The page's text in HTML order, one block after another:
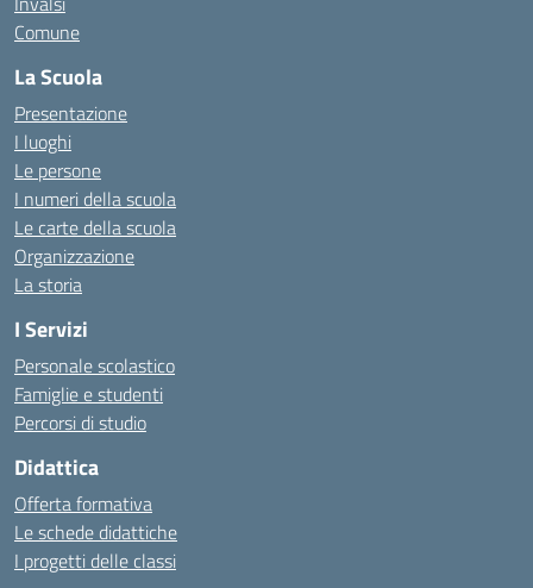
Comune
La Scuola
Presentazione
I luoghi
Le persone
I numeri della scuola
Le carte della scuola
Organizzazione
La storia
I Servizi
Personale scolastico
Famiglie e studenti
Percorsi di studio
Didattica
Offerta formativa
Le schede didattiche
I progetti delle classi